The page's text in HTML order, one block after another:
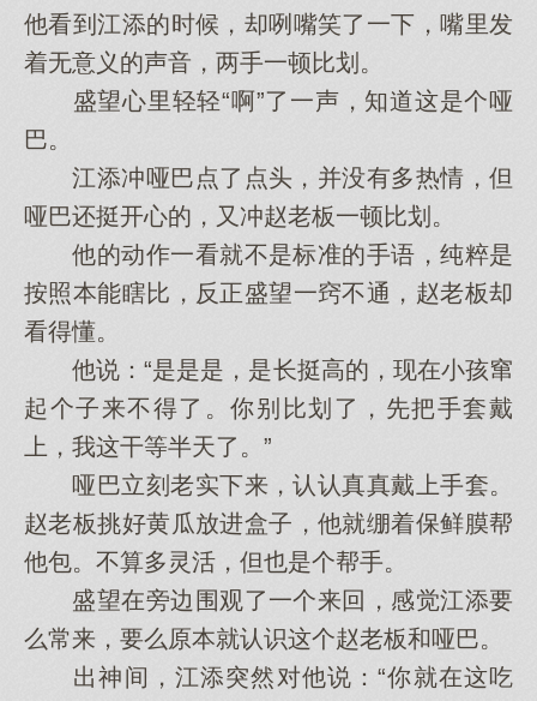
他看到江添的时候，却咧嘴笑了一下，嘴里发
着无意义的声音，两手一顿比划。
盛望心里轻轻“啊”了一声，知道这是个哑
巴。
江添冲哑巴点了点头，并没有多热情，但
哑巴还挺开心的，又冲赵老板一顿比划。
他的动作一看就不是标准的手语，纯粹是
按照本能瞎比，反正盛望一窍不通，赵老板却
看得懂。
他说：“是是是，是长挺高的，现在小孩窜
起个子来不得了。你别比划了，先把手套戴
上，我这干等半天了。”
哑巴立刻老实下来，认认真真戴上手套。
赵老板挑好黄瓜放进盒子，他就绷着保鲜膜帮
他包。不算多灵活，但也是个帮手。
盛望在旁边围观了一个来回，感觉江添要
么常来，要么原本就认识这个赵老板和哑巴。
出神间，江添突然对他说：“你就在这吃